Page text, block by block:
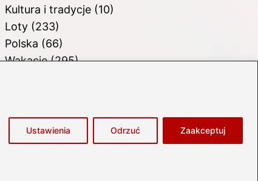
Ustawienia Odrzuć Zaakceptuj
Kultura i tradycje(10)
Loty(233)
Polska (66)
Wakacje(295)